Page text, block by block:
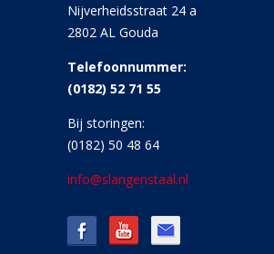
Nijverheidsstraat 24 a
2802 AL Gouda
Telefoonnummer:
(0182) 52 71 55
Bij storingen:
(0182) 50 48 64
info@slangenstaal.nl